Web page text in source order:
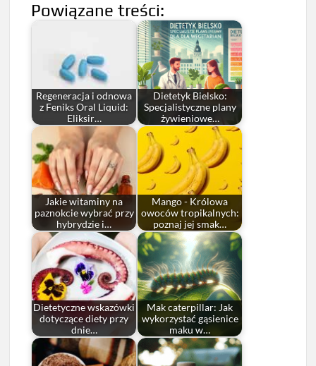
Powiązane treści:
Regeneracja i odnowa
z Feniks Oral Liquid:
Eliksir…
Dietetyk Bielsko:
Specjalistyczne plany
żywieniowe…
Jakie witaminy na
paznokcie wybrać przy
hybrydzie i…
Mango - Królowa
owoców tropikalnych:
poznaj jej smak…
Dietetyczne wskazówki
dotyczące diety przy
dnie…
Mak caterpillar: Jak
wykorzystać gąsienice
maku w…